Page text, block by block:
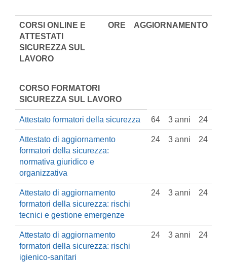
CORSI ONLINE E
ATTESTATI
SICUREZZA SUL
LAVORO
ORE AGGIORNAMENTO
CORSO FORMATORI
SICUREZZA SUL LAVORO
Attestato formatori della sicurezza 64 3 anni 24
Attestato di aggiornamento
formatori della sicurezza:
normativa giuridico e
organizzativa
24 3 anni 24
Attestato di aggiornamento
formatori della sicurezza: rischi
tecnici e gestione emergenze
24 3 anni 24
Attestato di aggiornamento
formatori della sicurezza: rischi
igienico-sanitari
24 3 anni 24